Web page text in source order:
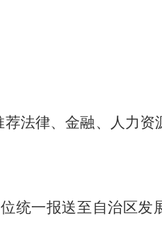
荐法律、金融、人力资
位统一报送至自治区发